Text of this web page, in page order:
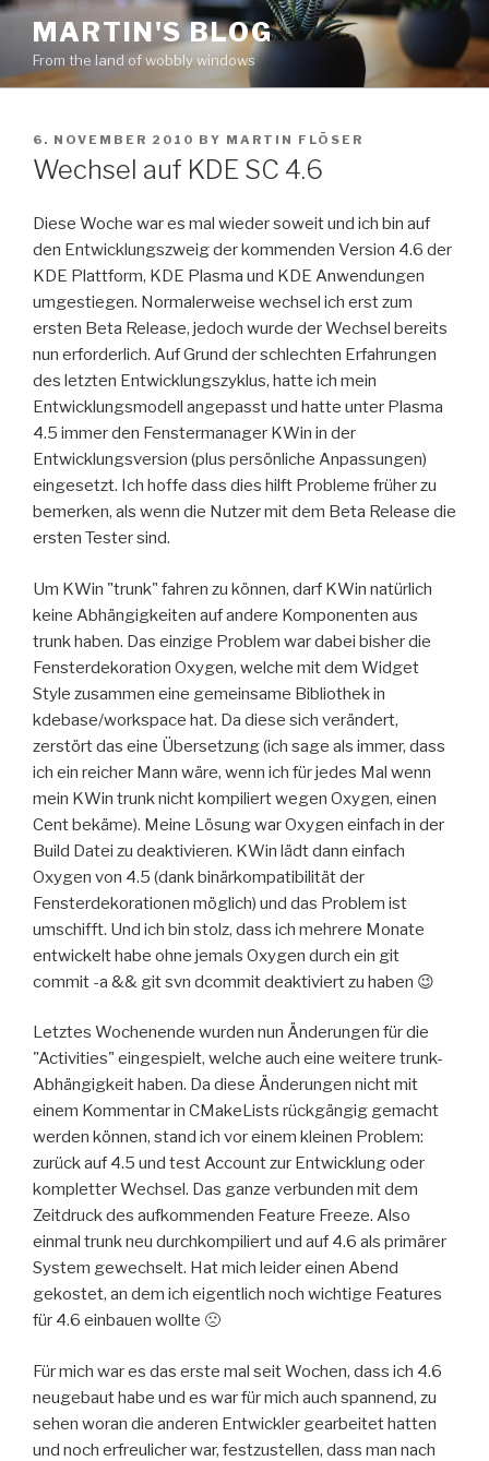
Skip
content
MARTIN'S BLOG
From the land of wobbly windows
POSTED
ON
6. NOVEMBER 2010 BY MARTIN FLÖSER
Wechsel auf KDE SC 4.6
Diese Woche war es mal wieder soweit und ich bin auf
den Entwicklungszweig der kommenden Version 4.6 der
KDE Plattform, KDE Plasma und KDE Anwendungen
umgestiegen. Normalerweise wechsel ich erst zum
ersten Beta Release, jedoch wurde der Wechsel bereits
nun erforderlich. Auf Grund der schlechten Erfahrungen
des letzten Entwicklungszyklus, hatte ich mein
Entwicklungsmodell angepasst und hatte unter Plasma
4.5 immer den Fenstermanager KWin in der
Entwicklungsversion (plus persönliche Anpassungen)
eingesetzt. Ich hoffe dass dies hilft Probleme früher zu
bemerken, als wenn die Nutzer mit dem Beta Release die
ersten Tester sind.
Um KWin "trunk" fahren zu können, darf KWin natürlich
keine Abhängigkeiten auf andere Komponenten aus
trunk haben. Das einzige Problem war dabei bisher die
Fensterdekoration Oxygen, welche mit dem Widget
Style zusammen eine gemeinsame Bibliothek in
kdebase/workspace hat. Da diese sich verändert,
zerstört das eine Übersetzung (ich sage als immer, dass
ich ein reicher Mann wäre, wenn ich für jedes Mal wenn
mein KWin trunk nicht kompiliert wegen Oxygen, einen
Cent bekäme). Meine Lösung war Oxygen einfach in der
Build Datei zu deaktivieren. KWin lädt dann einfach
Oxygen von 4.5 (dank binärkompatibilität der
Fensterdekorationen möglich) und das Problem ist
umschifft. Und ich bin stolz, dass ich mehrere Monate
entwickelt habe ohne jemals Oxygen durch ein git
commit -a && git svn dcommit deaktiviert zu haben 😉
Letztes Wochenende wurden nun Änderungen für die
"Activities" eingespielt, welche auch eine weitere trunk-
Abhängigkeit haben. Da diese Änderungen nicht mit
einem Kommentar in CMakeLists rückgängig gemacht
werden können, stand ich vor einem kleinen Problem:
zurück auf 4.5 und test Account zur Entwicklung oder
kompletter Wechsel. Das ganze verbunden mit dem
Zeitdruck des aufkommenden Feature Freeze. Also
einmal trunk neu durchkompiliert und auf 4.6 als primärer
System gewechselt. Hat mich leider einen Abend
gekostet, an dem ich eigentlich noch wichtige Features
für 4.6 einbauen wollte 🙁
Für mich war es das erste mal seit Wochen, dass ich 4.6
neugebaut habe und es war für mich auch spannend, zu
sehen woran die anderen Entwickler gearbeitet hatten
und noch erfreulicher war, festzustellen, dass man nach